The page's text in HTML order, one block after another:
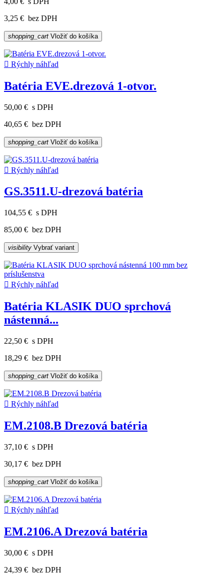
3,25 € bez DPH
shopping_cart Vložiť do košíka
 Rýchly náhľad
Batéria EVE.drezová 1-otvor.
50,00 € s DPH
40,65 € bez DPH
shopping_cart Vložiť do košíka
 Rýchly náhľad
GS.3511.U-drezová batéria
104,55 € s DPH
85,00 € bez DPH
visibility Vybrať variant
 Rýchly náhľad
Batéria KLASIK DUO sprchová
nástenná...
22,50 € s DPH
18,29 € bez DPH
shopping_cart Vložiť do košíka
 Rýchly náhľad
EM.2108.B Drezová batéria
37,10 € s DPH
30,17 € bez DPH
shopping_cart Vložiť do košíka
 Rýchly náhľad
EM.2106.A Drezová batéria
30,00 € s DPH
24,39 € bez DPH